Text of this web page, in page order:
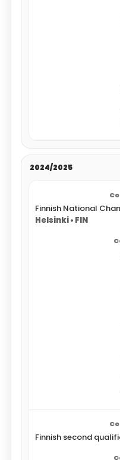
2024/2025
Finnish National
Helsinki • FIN
Finnish second